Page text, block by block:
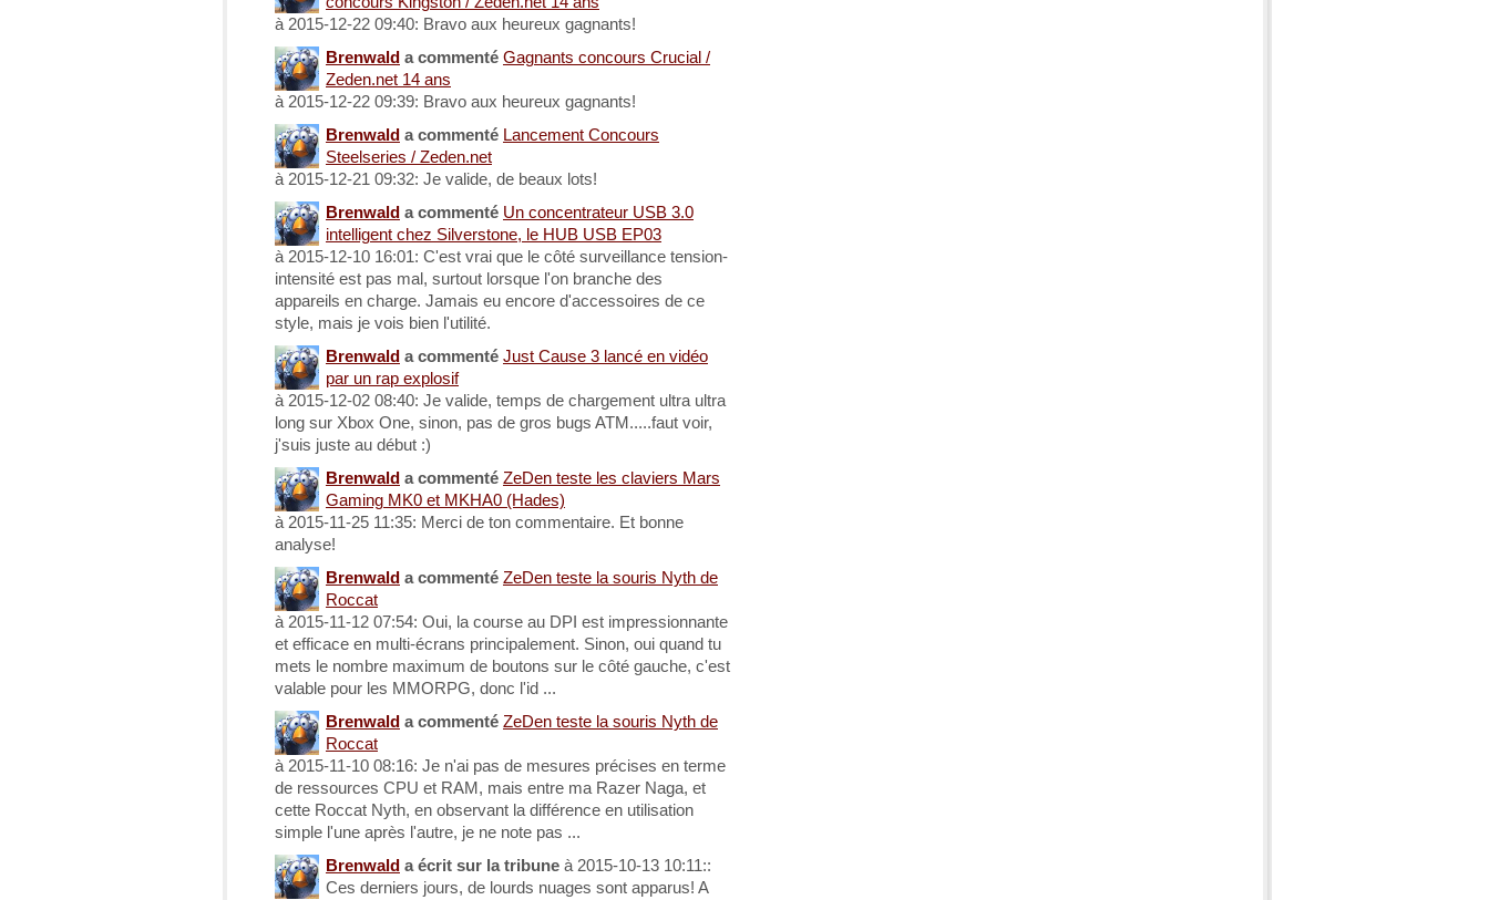
à 2015-12-22 09:40: Bravo aux heureux gagnants!
Brenwald a commenté Gagnants concours Crucial /
Zeden.net 14 ans
à 2015-12-22 09:39: Bravo aux heureux gagnants!
Brenwald a commenté Lancement Concours
Steelseries / Zeden.net
à 2015-12-21 09:32: Je valide, de beaux lots!
Brenwald a commenté Un concentrateur USB 3.0
intelligent chez Silverstone, le HUB USB EP03
à 2015-12-10 16:01: C'est vrai que le côté surveillance tension-
intensité est pas mal, surtout lorsque l'on branche des
appareils en charge. Jamais eu encore d'accessoires de ce
style, mais je vois bien l'utilité.
Brenwald a commenté Just Cause 3 lancé en vidéo
par un rap explosif
à 2015-12-02 08:40: Je valide, temps de chargement ultra ultra
long sur Xbox One, sinon, pas de gros bugs ATM.....faut voir,
j'suis juste au début :)
Brenwald a commenté ZeDen teste les claviers Mars
Gaming MK0 et MKHA0 (Hades)
à 2015-11-25 11:35: Merci de ton commentaire. Et bonne
analyse!
Brenwald a commenté ZeDen teste la souris Nyth de
Roccat
à 2015-11-12 07:54: Oui, la course au DPI est impressionnante
et efficace en multi-écrans principalement. Sinon, oui quand tu
mets le nombre maximum de boutons sur le côté gauche, c'est
valable pour les MMORPG, donc l'id ...
Brenwald a commenté ZeDen teste la souris Nyth de
Roccat
à 2015-11-10 08:16: Je n'ai pas de mesures précises en terme
de ressources CPU et RAM, mais entre ma Razer Naga, et
cette Roccat Nyth, en observant la différence en utilisation
simple l'une après l'autre, je ne note pas ...
Brenwald a écrit sur la tribune à 2015-10-13 10:11::
Ces derniers jours, de lourds nuages sont apparus! A